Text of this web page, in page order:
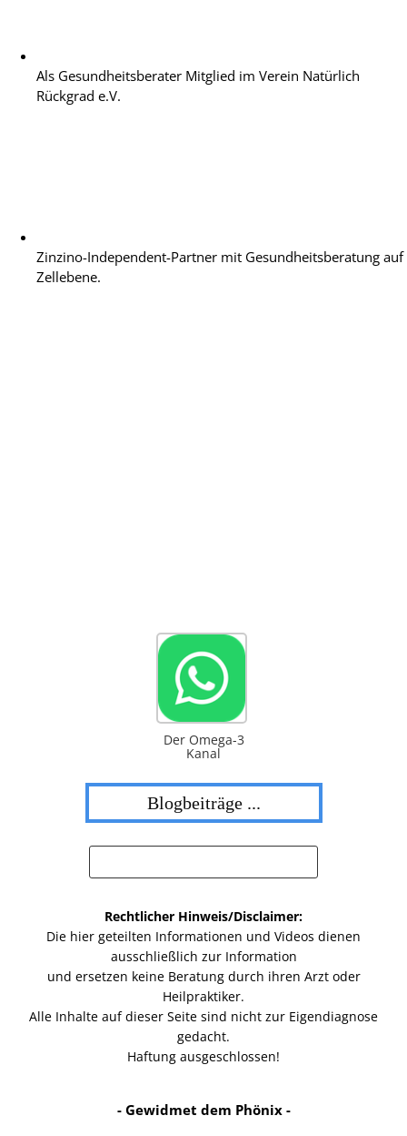
Als Gesundheitsberater Mitglied im Verein Natürlich
Rückgrad e.V.
Zinzino-Independent-Partner mit Gesundheitsberatung auf
Zellebene.
Der Omega-3
Kanal
Blogbeiträge ...
Rechtlicher Hinweis/Disclaimer:
Die hier geteilten Informationen und Videos dienen
ausschließlich zur Information
und ersetzen keine Beratung durch ihren Arzt oder
Heilpraktiker.
Alle Inhalte auf dieser Seite sind nicht zur Eigendiagnose
gedacht.
Haftung ausgeschlossen!
- Gewidmet dem Phönix -